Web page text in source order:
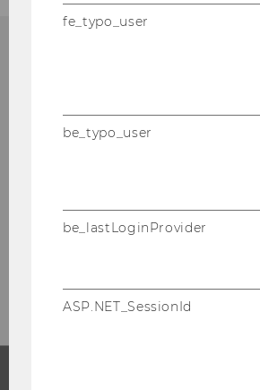
Alle or­ga­ni­sa­to­ri­schen Infos
Mas­ter­stu­di­um fin­den Sie
fe_typo_user
be_typo_user
be_lastLoginProvider
ASP.NET_SessionId